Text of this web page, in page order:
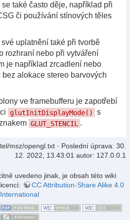
také často děje, například při
či používání stínových těles
uplatnění také při tvorbě
rozhraní nebo při vytváření
je například zrcadlení nebo
alokace stereo barvových
ve framebufferu je zapotřebí
glutInitDispla­yMode()
s
GLUT_STENCIL .
msz/opengl.txt · Poslední úprava: 30.
12. 2022, 13.43:01 autor: 127.0.0.1
uvedeno jinak, je obsah této wiki
CC Attribution-Share Alike 4.0
International